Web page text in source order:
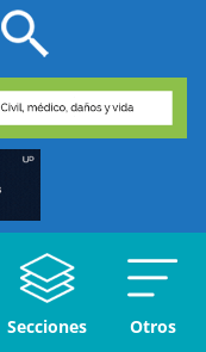
Secciones Otros